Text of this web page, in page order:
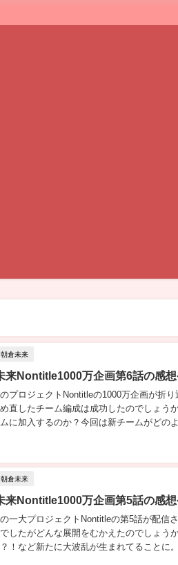
朝倉未来
来Nontitle1000万企画第6話の感想
プロジェクトNontitleの1000万企画が折
直したチーム編成は成功したのでしょう
に加入するのか？今回は新チームがどの
朝倉未来
来Nontitle1000万企画第5話の感想
一大プロジェクトNontitleの第5話が配信
したがどんな展開をむかえたのでしょう
！など新たに大波乱が生まれてることに